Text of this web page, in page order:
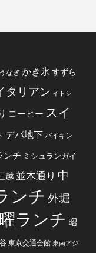
うなぎ かき氷 すずら
タリアン イトシ
コーヒー スイ
デパ地下 バイキン
ンチ ミシュランガイ
越 並木通り 中
ンチ 外堀
ランチ 昭
東京交通会館 東南アジ